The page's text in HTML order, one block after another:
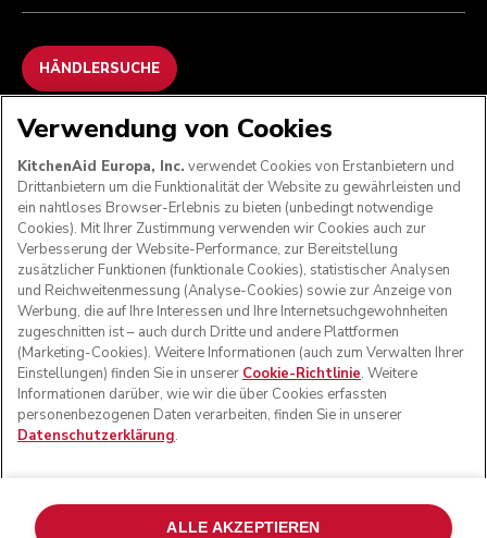
HÄNDLERSUCHE
WIR AKZEPTIEREN
FOLGEN SIE UNS
und das Design der Küchenmaschine sind eingetragene
Verwendung von Cookies
KitchenAid Europa, Inc. verwendet Cookies von Erstanbietern und
Drittanbietern um die Funktionalität der Website zu gewährleisten und
ein nahtloses Browser-Erlebnis zu bieten (unbedingt notwendige
Cookies). Mit Ihrer Zustimmung verwenden wir Cookies auch zur
Verbesserung der Website-Performance, zur Bereitstellung
zusätzlicher Funktionen (funktionale Cookies), statistischer Analysen
und Reichweitenmessung (Analyse-Cookies) sowie zur Anzeige von
Werbung, die auf Ihre Interessen und Ihre Internetsuchgewohnheiten
zugeschnitten ist – auch durch Dritte und andere Plattformen
(Marketing-Cookies). Weitere Informationen (auch zum Verwalten Ihrer
Einstellungen) finden Sie in unserer Cookie-Richtlinie. Weitere
Informationen darüber, wie wir die über Cookies erfassten
personenbezogenen Daten verarbeiten, finden Sie in unserer
Datenschutzerklärung.
ALLE AKZEPTIEREN